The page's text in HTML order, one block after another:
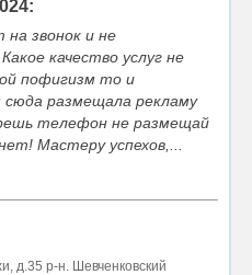
звонок и не
качество услуг не
пофигизм то и
сюда размещала рекламу
телефон не размещай
Мастеру успехов,...
д.35 р-н. Шевченковский